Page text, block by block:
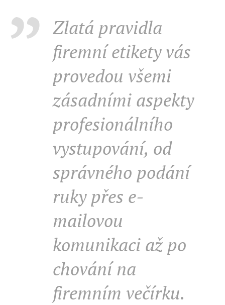
Zlatá pravidla
firemní etikety vás
provedou všemi
zásadními aspekty
profesionálního
vystupování, od
správného podání
ruky přes e-
mailovou
komunikaci až po
chování na
firemním večírku.